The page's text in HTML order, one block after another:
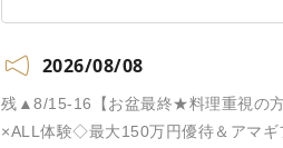
方にも「おめでとう」と声を
かったです。 挙式は神社で
ルで指輪交換とフラワーシャ
2026/08/08
残▲8/15-16【お盆最終★料理重視の
×ALL体験◇最大150万円優待＆アマ